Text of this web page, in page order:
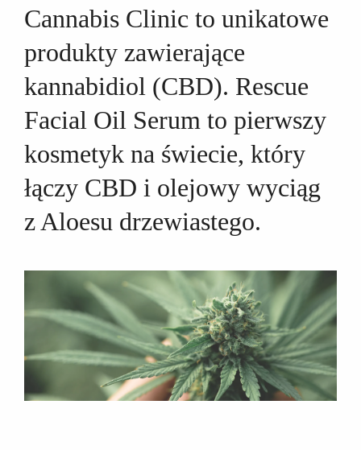
Cannabis Clinic to unikatowe
produkty zawierające
kannabidiol (CBD). Rescue
Facial Oil Serum to pierwszy
kosmetyk na świecie, który
łączy CBD i olejowy wyciąg
z Aloesu drzewiastego.